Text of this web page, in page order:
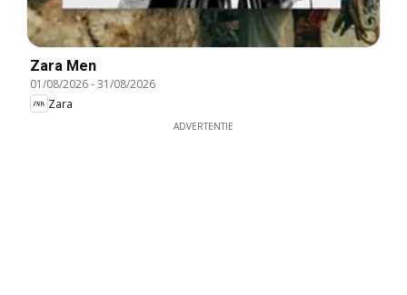
Zara Men
01/08/2026-31/08/2026
Zara
ADVERTENTIE